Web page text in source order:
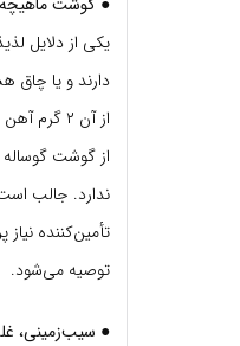
یکی از دلایل
از آن ۲
ندارد. جالب
تأمین‌کننده
توصیه می‌شود.
● سیب‌زمینی،